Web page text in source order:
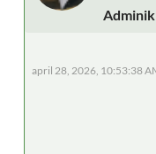
april 28, 2026, 10:53:38